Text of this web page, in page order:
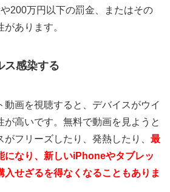
200万円以下の罰金、またはその
あります。
ス感染する
動画を視聴すると、デバイスがウイ
が高いです。無料で動画を見ようと
がフリーズしたり、発熱したり、 最
になり、新しいiPhoneやタブレッ
入せざるを得なくなることもありま